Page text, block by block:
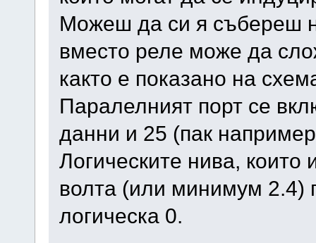
Можеш да си я събереш
вместо реле може да
както е показано на
Паралелният порт се
данни и 25 (пак
Логическите нива,
волта (или минимум 2.4)
логическа 0.